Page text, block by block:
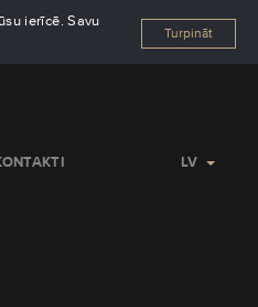
ierīcē. Savu
Turpināt
LV